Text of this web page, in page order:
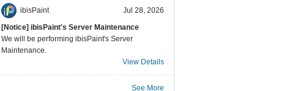
ibisPaint
Jul 28, 2026
[Notice] ibisPaint's Server Maintenance
We will be performing ibisPaint's Server
Maintenance.
View Details
See More